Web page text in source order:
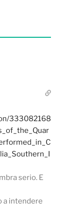
333082168
serio. E
a intendere